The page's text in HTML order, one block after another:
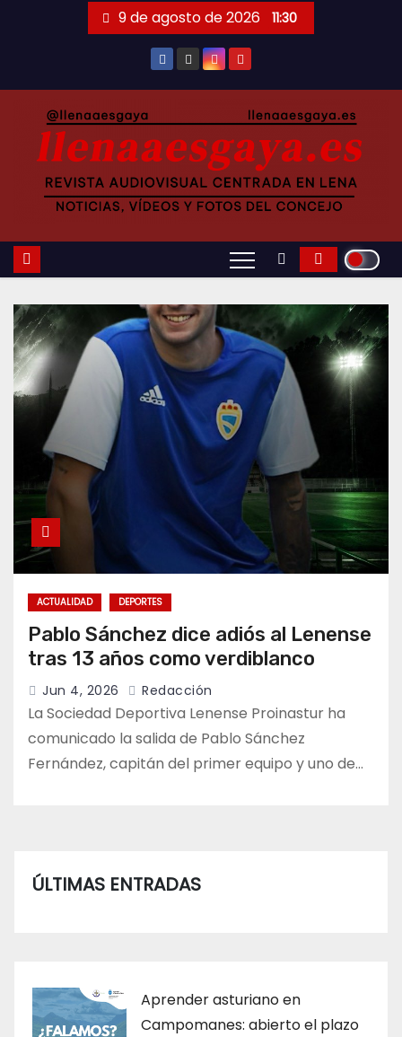
9 de agosto de 2026 11:30
ACTUALIDAD DEPORTES
Pablo Sánchez dice adiós al Lenense
tras 13 años como verdiblanco
Jun 4, 2026 Redacción
La Sociedad Deportiva Lenense Proinastur ha
comunicado la salida de Pablo Sánchez
Fernández, capitán del primer equipo y uno de…
ÚLTIMAS ENTRADAS
Aprender asturiano en
Campomanes: abierto el plazo